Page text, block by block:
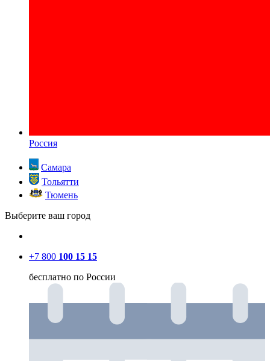
Россия
Самара
Тольятти
Тюмень
Выберите ваш город
+7 800 100 15 15
бесплатно по России